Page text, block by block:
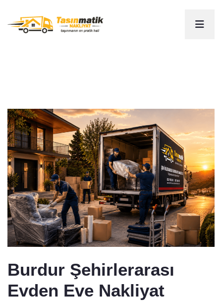
Burdur Şehirlerarası
Evden Eve Nakliyat